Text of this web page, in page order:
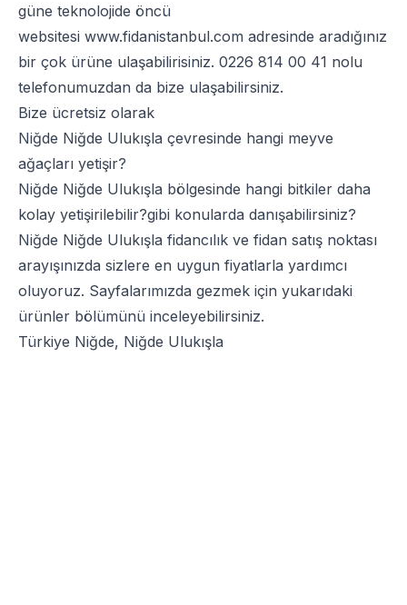
güne teknolojide öncü
websitesi www.fidanistanbul.com adresinde aradığınız
bir çok ürüne ulaşabilirisiniz. 0226 814 00 41 nolu
telefonumuzdan da bize ulaşabilirsiniz.
Bize ücretsiz olarak
Niğde Niğde Ulukışla çevresinde hangi meyve
ağaçları yetişir?
Niğde Niğde Ulukışla bölgesinde hangi bitkiler daha
kolay yetişirilebilir?gibi konularda danışabilirsiniz?
Niğde Niğde Ulukışla fidancılık ve fidan satış noktası
arayışınızda sizlere en uygun fiyatlarla yardımcı
oluyoruz. Sayfalarımızda gezmek için yukarıdaki
ürünler bölümünü inceleyebilirsiniz.
Türkiye Niğde, Niğde Ulukışla